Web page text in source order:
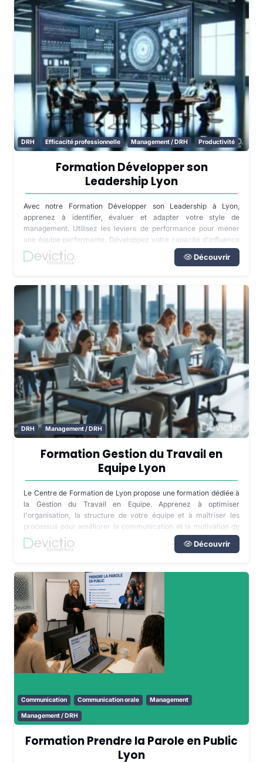
DRH Efficacité professionnelle Management / DRH Productivité
Formation Développer son
Leadership Lyon
Avec notre Formation Développer son Leadership à Lyon,
apprenez à identifier, évaluer et adapter votre style de
management. Utilisez les leviers de performance pour mener
une équipe performante. Développez votre capacité d'influence
positive pour répondre aux enjeux de votre entreprise. Formation
basée sur l'effet miroir et la dynamique de groupe.
Découvrir
DRH Management / DRH
Formation Gestion du Travail en
Equipe Lyon
Le Centre de Formation de Lyon propose une formation dédiée à
la Gestion du Travail en Equipe. Apprenez à optimiser
l'organisation, la structure de votre équipe et à maîtriser les
processus pour améliorer la communication et la motivation de
Découvrir
Communication Communication orale Management
Management / DRH
Formation Prendre la Parole en Public
Lyon